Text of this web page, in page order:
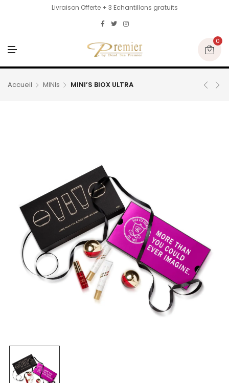
Livraison Offerte + 3 Echantillons gratuits
N
U
0
Accueil MINIs MINI’S BIOX ULTRA